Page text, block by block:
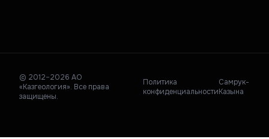
© 2012–2026 АО
«Казгеология». Все права
защищены.
Политика
конфиденциальности
Самрук-
Казына